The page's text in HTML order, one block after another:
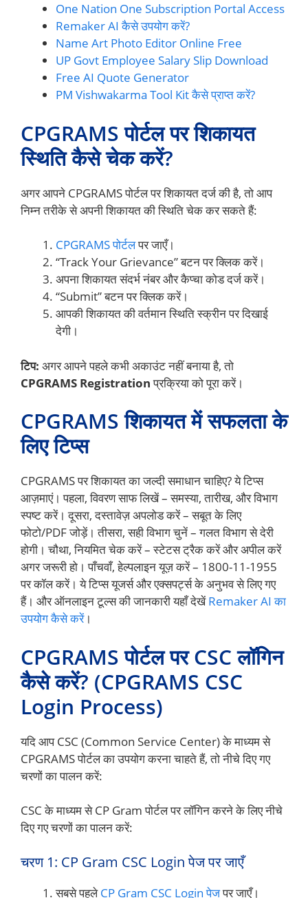
One Nation One Subscription Portal Access
Remaker AI कैसे उपयोग करें?
Name Art Photo Editor Online Free
UP Govt Employee Salary Slip Download
Free AI Quote Generator
PM Vishwakarma Tool Kit कैसे प्राप्त करें?
CPGRAMS पोर्टल पर शिकायत
स्थिति कैसे चेक करें?
अगर आपने CPGRAMS पोर्टल पर शिकायत दर्ज की है, तो आप
निम्न तरीके से अपनी शिकायत की स्थिति चेक कर सकते हैं:
CPGRAMS पोर्टलपर जाएँ।
“Track Your Grievance” बटन पर क्लिक करें।
अपना शिकायत संदर्भ नंबर और कैप्चा कोड दर्ज करें।
“Submit” बटन पर क्लिक करें।
आपकी शिकायत की वर्तमान स्थिति स्क्रीन पर दिखाई
देगी।
टिप: अगर आपने पहले कभी अकाउंट नहीं बनाया है, तो
CPGRAMS Registrationप्रक्रिया को पूरा करें।
CPGRAMS शिकायत में सफलता के
लिए टिप्स
CPGRAMS पर शिकायत का जल्दी समाधान चाहिए? ये टिप्स
आज़माएं। पहला, विवरण साफ लिखें – समस्या, तारीख, और विभाग
स्पष्ट करें। दूसरा, दस्तावेज़ अपलोड करें – सबूत के लिए
फोटो/PDF जोड़ें। तीसरा, सही विभाग चुनें – गलत विभाग से देरी
होगी। चौथा, नियमित चेक करें – स्टेटस ट्रैक करें और अपील करें
अगर जरूरी हो। पाँचवाँ, हेल्पलाइन यूज़ करें – 1800-11-1955
पर कॉल करें। ये टिप्स यूजर्स और एक्सपर्ट्स के अनुभव से लिए गए
हैं। और ऑनलाइन टूल्स की जानकारी यहाँ देखेंRemaker AI का
उपयोग कैसे करें।
CPGRAMS पोर्टल पर CSC लॉगिन
कैसे करें? (CPGRAMS CSC
Login Process)
यदि आप CSC (Common Service Center) के माध्यम से
CPGRAMS पोर्टल का उपयोग करना चाहते हैं, तो नीचे दिए गए
चरणों का पालन करें:
CSC के माध्यम से CP Gram पोर्टल पर लॉगिन करने के लिए नीचे
दिए गए चरणों का पालन करें:
चरण 1: CP Gram CSC Login पेज पर जाएँ
सबसे पहलेCP Gram CSC Login पेजपर जाएँ।